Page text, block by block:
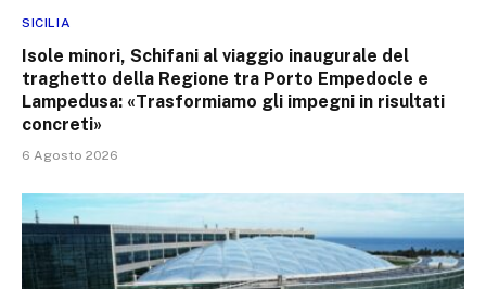
SICILIA
Isole minori, Schifani al viaggio inaugurale del
traghetto della Regione tra Porto Empedocle e
Lampedusa: «Trasformiamo gli impegni in risultati
concreti»
6 Agosto 2026